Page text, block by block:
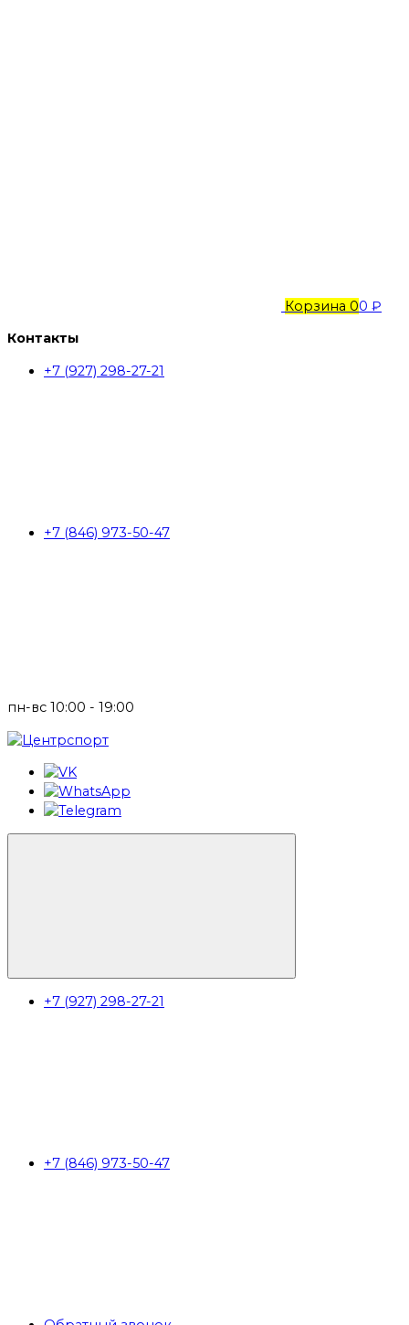
Корзина 00 ₽
Контакты
+7 (927) 298-27-21
+7 (846) 973-50-47
пн-вс 10:00 - 19:00
+7 (927) 298-27-21
+7 (846) 973-50-47